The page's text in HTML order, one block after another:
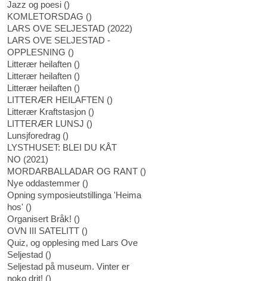
Jazz og poesi ()
KOMLETORSDAG ()
LARS OVE SELJESTAD (2022)
LARS OVE SELJESTAD -
OPPLESNING ()
Litterær heilaften ()
Litterær heilaften ()
Litterær heilaften ()
LITTERÆR HEILAFTEN ()
Litterær Kraftstasjon ()
LITTERÆR LUNSJ ()
Lunsjforedrag ()
LYSTHUSET: BLEI DU KÅT
NO (2021)
MORDARBALLADAR OG RANT ()
Nye oddastemmer ()
Opning symposieutstillinga 'Heima
hos' ()
Organisert Bråk! ()
OVN III SATELITT ()
Quiz, og opplesing med Lars Ove
Seljestad ()
Seljestad på museum. Vinter er
noko drit! ()